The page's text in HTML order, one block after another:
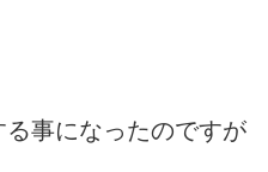
事になったのですが